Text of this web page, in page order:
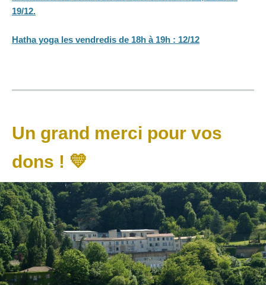
19/12.
Hatha yoga les vendredis de 18h à 19h : 12/12
Un grand merci pour vos
dons ! 💛